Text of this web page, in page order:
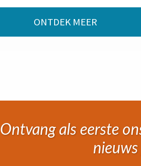
ONTDEK MEER
Ontvang als eerste